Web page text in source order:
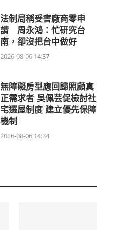
法制局稱受害廠商零申
請 周永鴻：忙研究台
南，卻沒把台中做好
2026-08-06 14:37
無障礙房型應回歸照顧真
正需求者 吳佩芸促檢討社
宅選屋制度 建立優先保障
機制
2026-08-06 14:34